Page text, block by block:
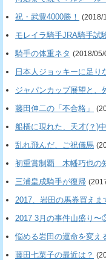
祝・武豊4000勝！ (2018/
モレイラ騎手JRA騎手試
騎手の体重ネタ (2018/05/
日本人ジョッキーに足り
ジャパンカップ展望と、
藤田伸二の「不合格」
船橋に現れた、天才(？)
乱れ飛んだ、ご祝儀馬
初重賞制覇 木幡巧也の
三浦皇成騎手が復帰
2017、岩田の馬券買えま
2017 3月の事件山盛り
悩める岩田の運命を変え
藤田七菜子の最近は？